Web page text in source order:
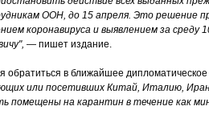
ООН, до 15 апреля. Это решение
коронавируса и выявлением за среду
— пишет издание.
обратиться в ближайшее
или посетивших Китай, Италию,
помещены на карантин в течение как